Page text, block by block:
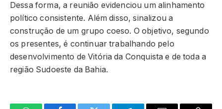
Dessa forma, a reunião evidenciou um alinhamento
político consistente. Além disso, sinalizou a
construção de um grupo coeso. O objetivo, segundo
os presentes, é continuar trabalhando pelo
desenvolvimento de Vitória da Conquista e de toda a
região Sudoeste da Bahia.